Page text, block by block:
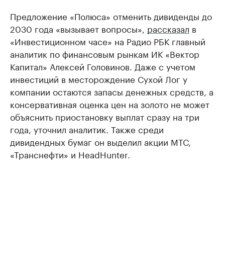
Предложение «Полюса» отменить дивиденды до
2030 года «вызывает вопросы», рассказал в
«Инвестиционном часе» на Радио РБК главный
аналитик по финансовым рынкам ИК «Вектор
Капитал» Алексей Головинов. Даже с учетом
инвестиций в месторождение Сухой Лог у
компании остаются запасы денежных средств, а
консервативная оценка цен на золото не может
объяснить приостановку выплат сразу на три
года, уточнил аналитик. Также среди
дивидендных бумаг он выделил акции МТС,
«Транснефти» и HeadHunter.